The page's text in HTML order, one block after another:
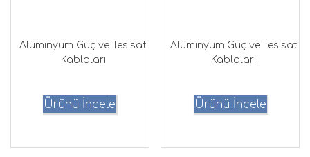
Alüminyum Güç ve Tesisat
Kabloları
Ürünü İncele
Alüminyum Güç ve Tesisat
Kabloları
Ürünü İncele